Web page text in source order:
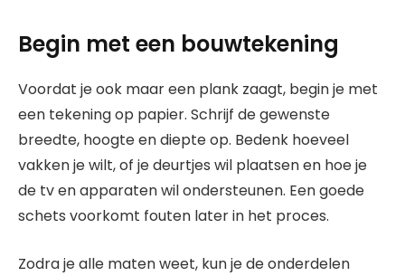
Begin met een bouwtekening
Voordat je ook maar een plank zaagt, begin je met
een tekening op papier. Schrijf de gewenste
breedte, hoogte en diepte op. Bedenk hoeveel
vakken je wilt, of je deurtjes wil plaatsen en hoe je
de tv en apparaten wil ondersteunen. Een goede
schets voorkomt fouten later in het proces.
Zodra je alle maten weet, kun je de onderdelen